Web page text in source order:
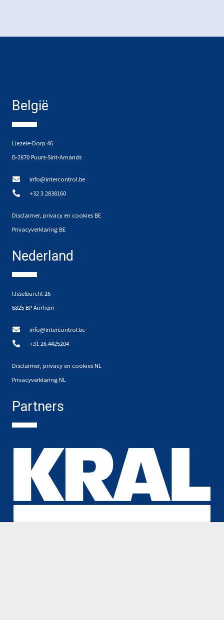
België
Liezele-Dorp 46
B-2870 Puurs-Sint-Amands
info@intercontrol.be
+32 3 2838160
Disclaimer, privacy en cookies BE
Privacyverklaring BE
Nederland
IJsselburcht 26
6825 BP Arnhem
info@intercontrol.be
+31 26 4425204
Disclaimer, privacy en cookies NL
Privacyverklaring NL
Partners